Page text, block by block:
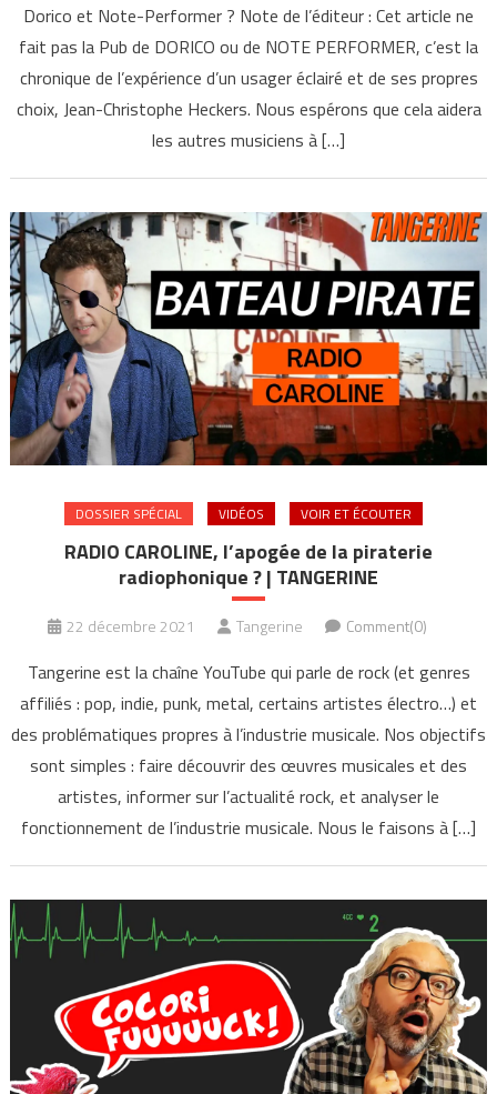
Dorico et Note-Performer ? Note de l’éditeur : Cet article ne
fait pas la Pub de DORICO ou de NOTE PERFORMER, c’est la
chronique de l’expérience d’un usager éclairé et de ses propres
choix, Jean-Christophe Heckers. Nous espérons que cela aidera
les autres musiciens à […]
DOSSIER SPÉCIAL VIDÉOS VOIR ET ÉCOUTER
RADIO CAROLINE, l’apogée de la piraterie
radiophonique ? | TANGERINE
22 décembre 2021 Tangerine Comment(0)
Tangerine est la chaîne YouTube qui parle de rock (et genres
affiliés : pop, indie, punk, metal, certains artistes électro…) et
des problématiques propres à l’industrie musicale. Nos objectifs
sont simples : faire découvrir des œuvres musicales et des
artistes, informer sur l’actualité rock, et analyser le
fonctionnement de l’industrie musicale. Nous le faisons à […]